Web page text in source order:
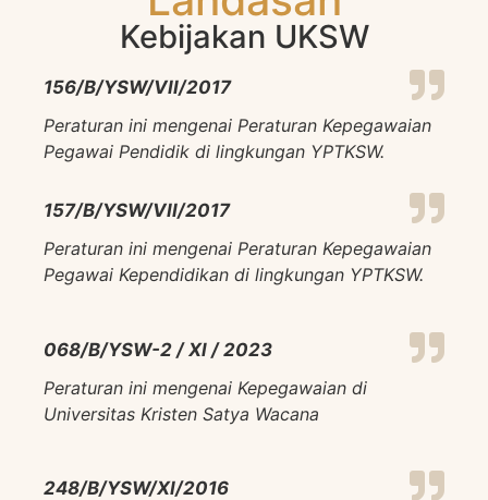
Kebijakan UKSW
156/B/YSW/VII/2017
Peraturan ini mengenai Peraturan Kepegawaian
Pegawai Pendidik di lingkungan YPTKSW.
157/B/YSW/VII/2017
Peraturan ini mengenai Peraturan Kepegawaian
Pegawai Kependidikan di lingkungan YPTKSW.
068/B/YSW-2 / Xl / 2023
Peraturan ini mengenai Kepegawaian di
Universitas Kristen Satya Wacana
248/B/YSW/XI/2016